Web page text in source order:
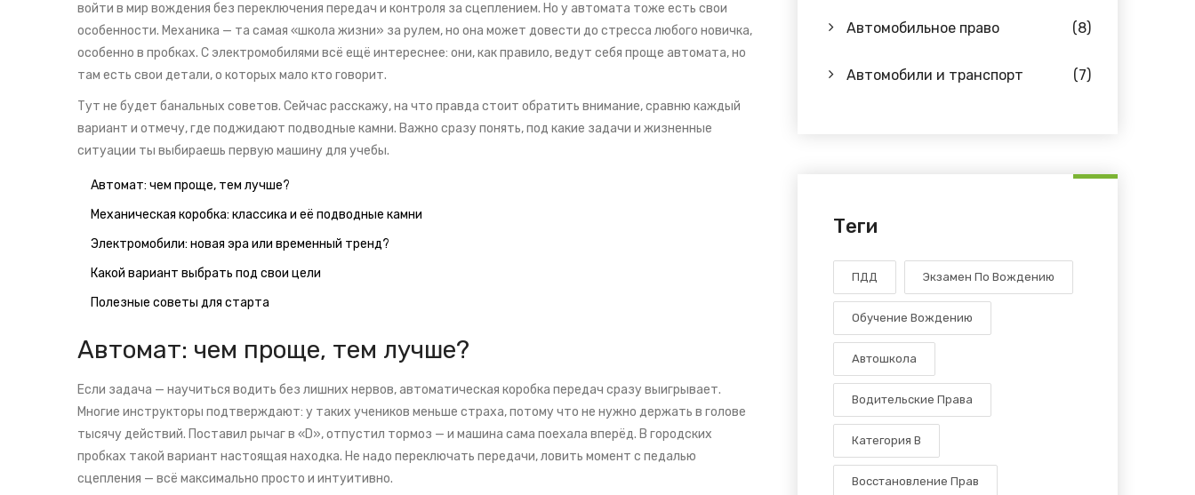
войти в мир вождения без переключения передач и контроля за сцеплением. Но у автомата тоже есть свои
особенности. Механика — та самая «школа жизни» за рулем, но она может довести до стресса любого новичка,
особенно в пробках. С электромобилями всё ещё интереснее: они, как правило, ведут себя проще автомата, но
там есть свои детали, о которых мало кто говорит.
Тут не будет банальных советов. Сейчас расскажу, на что правда стоит обратить внимание, сравню каждый
вариант и отмечу, где поджидают подводные камни. Важно сразу понять, под какие задачи и жизненные
ситуации ты выбираешь первую машину для учебы.
Автомат: чем проще, тем лучше?
Механическая коробка: классика и её подводные камни
Электромобили: новая эра или временный тренд?
Какой вариант выбрать под свои цели
Полезные советы для старта
Автомат: чем проще, тем лучше?
Если задача — научиться водить без лишних нервов, автоматическая коробка передач сразу выигрывает.
Многие инструкторы подтверждают: у таких учеников меньше страха, потому что не нужно держать в голове
тысячу действий. Поставил рычаг в «D», отпустил тормоз — и машина сама поехала вперёд. В городских
пробках такой вариант настоящая находка. Не надо переключать передачи, ловить момент с педалью
сцепления — всё максимально просто и интуитивно.
Автомобильное право (8)
Автомобили и транспорт (7)
Теги
ПДД Экзамен По Вождению
Обучение Вождению
Автошкола
Водительские Права
Категория В
Восстановление Прав